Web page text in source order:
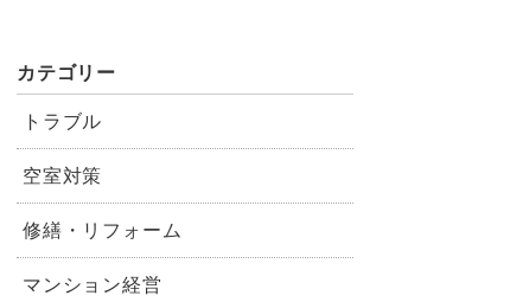
カテゴリー
トラブル
空室対策
修繕・リフォーム
マンション経営